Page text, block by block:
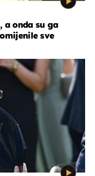
a onda su ga
sve